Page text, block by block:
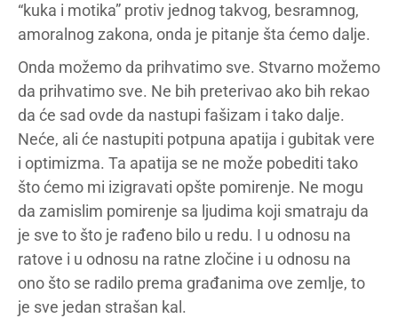
“kuka i motika” protiv jednog takvog, besramnog,
amoralnog zakona, onda je pitanje šta ćemo dalje.
Onda možemo da prihvatimo sve. Stvarno možemo
da prihvatimo sve. Ne bih preterivao ako bih rekao
da će sad ovde da nastupi fašizam i tako dalje.
Neće, ali će nastupiti potpuna apatija i gubitak vere
i optimizma. Ta apatija se ne može pobediti tako
što ćemo mi izigravati opšte pomirenje. Ne mogu
da zamislim pomirenje sa ljudima koji smatraju da
je sve to što je rađeno bilo u redu. I u odnosu na
ratove i u odnosu na ratne zločine i u odnosu na
ono što se radilo prema građanima ove zemlje, to
je sve jedan strašan kal.